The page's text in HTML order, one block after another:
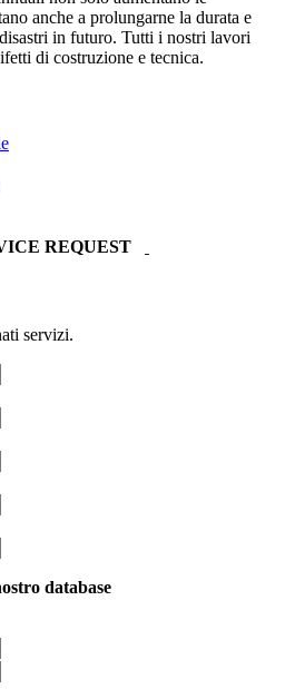
anche a prolungarne la durata e
in futuro. Tutti i nostri lavori
di costruzione e tecnica.
REQUEST
servizi.
database